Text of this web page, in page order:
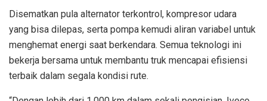
Disematkan pula alternator terkontrol, kompresor udara
yang bisa dilepas, serta pompa kemudi aliran variabel untuk
menghemat energi saat berkendara. Semua teknologi ini
bekerja bersama untuk membantu truk mencapai efisiensi
terbaik dalam segala kondisi rute.